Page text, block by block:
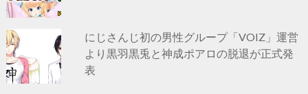
にじさんじ初の男性グループ「VOIZ」運営
より黒羽黒兎と神成ポアロの脱退が正式発
表